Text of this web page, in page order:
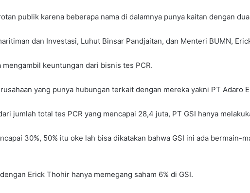
publik karena beberapa nama di dalamnya punya kaitan dengan
dan Investasi, Luhut Binsar Pandjaitan, dan Menteri BUMN,
keuntungan dari bisnis tes PCR.
yang punya hubungan terkait dengan mereka yakni PT Adaro
jumlah total tes PCR yang mencapai 28,4 juta, PT GSI hanya
30%, 50% itu oke lah bisa dikatakan bahwa GSI ini ada bermain-
Erick Thohir hanya memegang saham 6% di GSI.